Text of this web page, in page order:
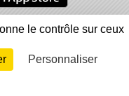
des cookies
contenu inapproprié
Connexion
le contrôle sur ceux
Personnaliser